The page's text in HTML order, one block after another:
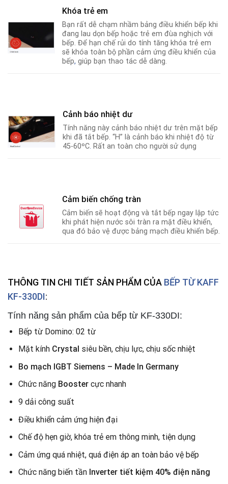
Khóa trẻ em
Bạn rất dễ chạm nhầm bảng điều khiển bếp khi
đang lau dọn bếp hoặc trẻ em đùa nghịch với
bếp. Để hạn chế rủi do tính tăng khóa trẻ em
sẽ khóa toàn bộ phần cảm ứng điều khiển của
bếp, giúp bạn thao tác dễ dàng.
Cảnh báo nhiệt dư
Tính năng này cảnh báo nhiệt dư trên mặt bếp
khi đã tắt bếp. “H” là cảnh báo khi nhiệt độ từ
45-60ºC. Rất an toàn cho người sử dụng
Cảm biến chống tràn
Cảm biến sẽ hoạt động và tắt bếp ngay lập tức
khi phát hiện nước sôi tràn ra mặt điều khiển,
qua đó bảo vệ được bảng mạch điều khiển bếp.
THÔNG TIN CHI TIẾT SẢN PHẨM CỦA BẾP TỪ KAFF
KF-330DI:
Tính năng sản phẩm của bếp từ KF-330DI:
Bếp từ Domino: 02 từ
Mặt kính Crystal siêu bền, chịu lực, chịu sốc nhiệt
Bo mạch IGBT Siemens – Made In Germany
Chức năng Boostercực nhanh
9 dải công suất
Điều khiển cảm ứng hiện đại
Chế độ hẹn giờ, khóa trẻ em thông minh, tiện dụng
Cảm ứng quá nhiệt, quá điện áp an toàn bảo vệ bếp
Chức năng biến tần Inverter tiết kiệm 40% điện năng